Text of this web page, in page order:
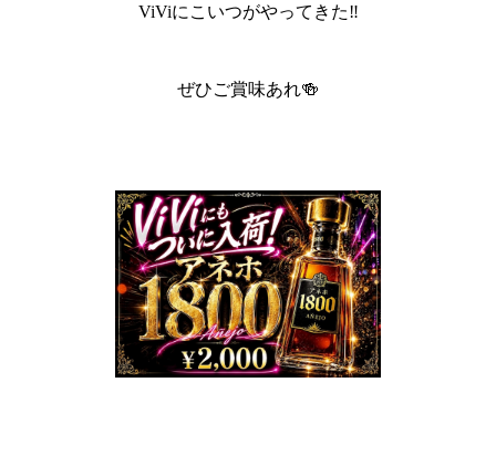
ViViにこいつがやってきた‼️
ぜひご賞味あれ🍻